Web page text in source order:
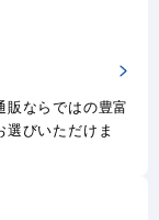
ならではの豊富
びいただけま